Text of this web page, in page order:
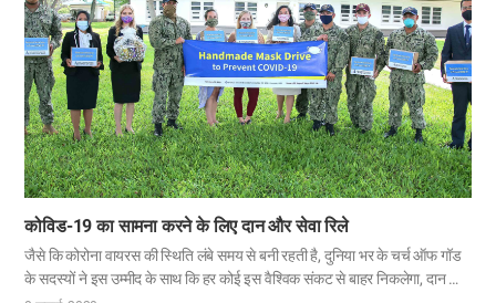
कोविड-19 का सामना करने के लिए दान और सेवा रिले
जैसे कि कोरोना वायरस की स्थिति लंबे समय से बनी रहती है, दुनिया भर के चर्च ऑफ गॉड
के सदस्यों ने इस उम्मीद के साथ कि हर कोई इस वैश्विक संकट से बाहर निकलेगा, दान और